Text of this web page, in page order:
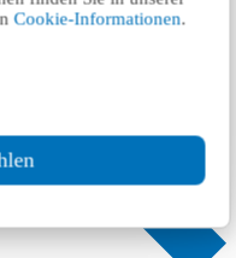
Cookie-Informationen.